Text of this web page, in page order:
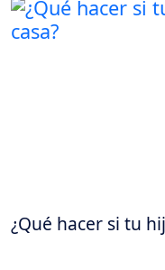
¿Qué hacer si tu